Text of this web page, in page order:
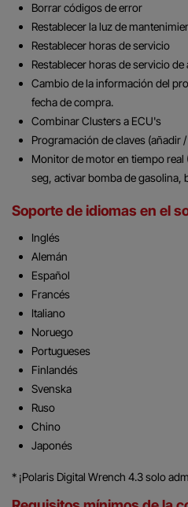
Borrar códigos de error
Restablecer la luz de
Restablecer horas de servicio
Restablecer horas de servicio de
Cambio de la información del
fecha de compra.
Combinar Clusters a ECU's
Programación de claves (añadir
Monitor de motor en tiempo
seg, activar bomba de gasolina,
Soporte de idiomas en el
Inglés
Alemán
Español
Francés
Italiano
Noruego
Portugueses
Finlandés
Svenska
Ruso
Chino
Japonés
* ¡Polaris Digital Wrench 4.3 solo